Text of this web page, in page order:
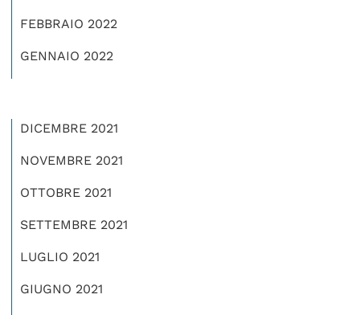
FEBBRAIO 2022
GENNAIO 2022
DICEMBRE 2021
NOVEMBRE 2021
OTTOBRE 2021
SETTEMBRE 2021
LUGLIO 2021
GIUGNO 2021